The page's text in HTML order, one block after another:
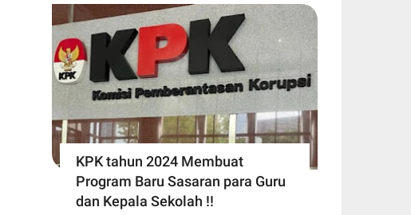
KPK tahun 2024 Membuat
Program Baru Sasaran para Guru
dan Kepala Sekolah !!